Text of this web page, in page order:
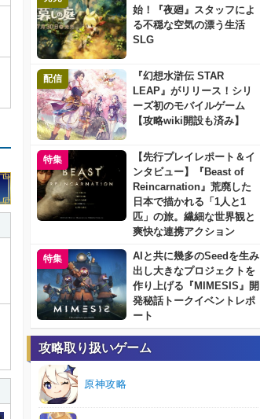
始！『夜廻』スタッフによ
る不穏な空気の漂う生活
SLG
配信
『幻想水滸伝 STAR
LEAP』がリリース！シリ
ーズ初のモバイルゲーム
【攻略wiki開設も済み】
特集
【先行プレイレポート＆イ
ンタビュー】『Beast of
Reincarnation』荒廃した
日本で描かれる「1人と1
匹」の旅。繊細な世界観と
爽快な連携アクション
特集
AIと共に幾多のSeedを生み
出し大きなプロジェクトを
作り上げる『MIMESIS』開
発秘話トークイベントレポ
ート
攻略取り扱いゲーム
原神攻略